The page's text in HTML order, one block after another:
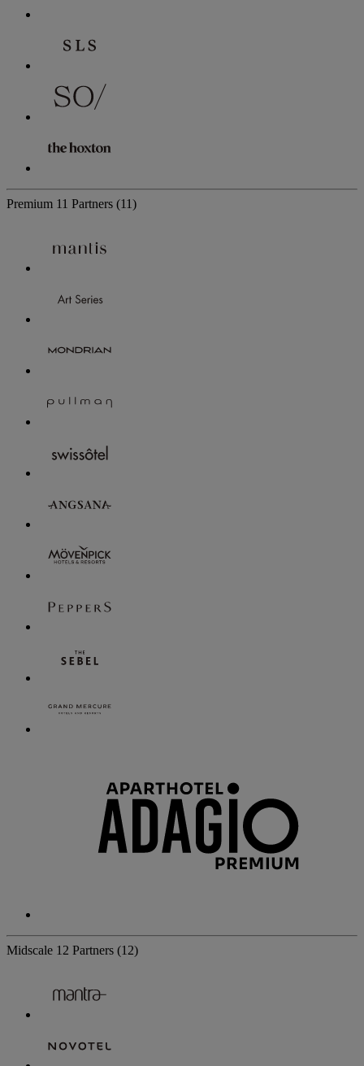
Premium 11 Partners (11)
Midscale 12 Partners (12)